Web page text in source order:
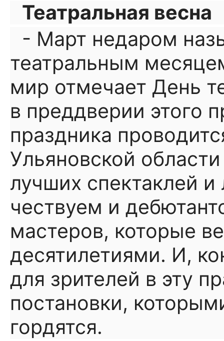
Театральная весна
- Март недаром
театральным
мир отмечает День
в преддверии этого
праздника
Ульяновской
лучших спектаклей
чествуем и
мастеров, которые
десятилетиями. И,
для зрителей в эту
постановки,
гордятся.